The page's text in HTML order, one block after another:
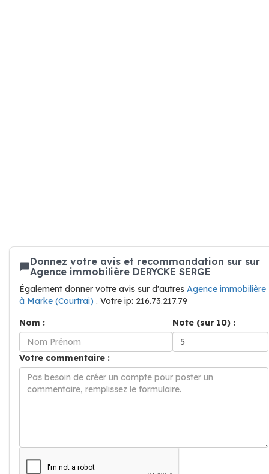
Donnez votre avis et recommandation sur sur
Agence immobilière DERYCKE SERGE
Également donner votre avis sur d'autres Agence immobilière
à Marke (Courtrai) . Votre ip: 216.73.217.79
Nom :
Note (sur 10) :
Votre commentaire :